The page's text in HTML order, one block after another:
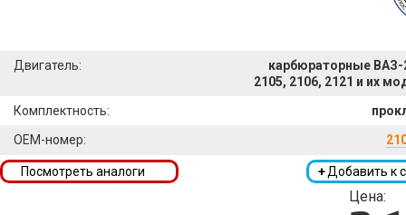
Двигатель:
карбюраторные ВАЗ-
2105, 2106, 2121 и их
Комплектность:
OEM-номер:
+Добавить к
Посмотреть аналоги
Цена: